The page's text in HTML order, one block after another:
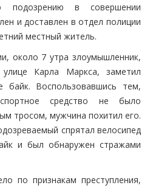
подозрению в совершении
и доставлен в отдел полиции
местный житель.
около 7 утра злоумышленник,
Карла Маркса, заметил
байк. Воспользовавшись тем,
средство не было
тросом, мужчина похитил его.
спрятал велосипед
и был обнаружен стражами
по признакам преступления,